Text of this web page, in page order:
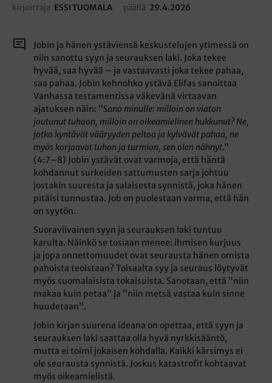
kirjoittaja ESSI TUOMALA päällä 29.4.2026
Jobin ja hänen ystäviensä keskustelujen ytimessä on
niin sanottu syyn ja seurauksen laki. Joka tekee
hyvää, saa hyvää – ja vastaavasti joka tekee pahaa,
saa pahaa. Jobin kehnohko ystävä Elifas sanoittaa
Vanhassa testamentissa väkevänä virtaavan
ajatuksen näin: ”Sano minulle: milloin on viaton
joutunut tuhoon, milloin on oikeamielinen hukkunut? Ne,
jotka kyntävät vääryyden peltoa ja kylvävät pahaa, ne
myös korjaavat tuhon ja turmion, sen olen nähnyt.”
(4:7–8) Jobin ystävät ovat varmoja, että häntä
kohdannut surkeiden sattumusten sarja johtuu
jostakin suuresta ja salaisesta synnistä, joka hänen
pitäisi tunnustaa. Job on puolestaan varma, että hän
on syytön.
Suoraviivainen syyn ja seurauksen laki tuntuu
karulta. Näinkö se tosiaan menee: ihmisen kurjuus
ja jopa onnettomuudet ovat seurausta hänen omista
pahoista teoistaan? Toisaalta syy ja seuraus löytyvät
myös suomalaisista tokaisuista. Sanotaan, että ”niin
makaa kuin petaa” ja ”niin metsä vastaa kuin sinne
huudetaan”.
Jobin kirjan suurena ideana on opettaa, että syyn ja
seurauksen laki saattaa olla hyvä nyrkkisääntö,
mutta ei toimi jokaisen kohdalla. Kaikki kärsimys ei
ole seurausta synnistä. Joskus katastrofit kohtaavat
myös oikeamielistä.